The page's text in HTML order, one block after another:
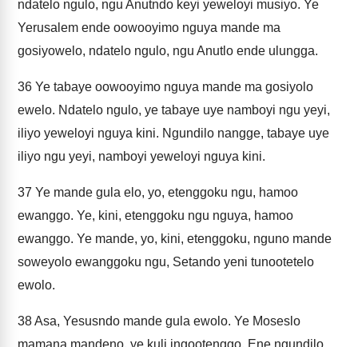
ndatelo ngulo, ngu Anutndo keyi yeweloyi musiyo. Ye
Yerusalem ende oowooyimo nguya mande ma
gosiyowelo, ndatelo ngulo, ngu Anutlo ende ulungga.
36 Ye tabaye oowooyimo nguya mande ma gosiyolo
ewelo. Ndatelo ngulo, ye tabaye uye namboyi ngu yeyi,
iliyo yeweloyi nguya kini. Ngundilo nangge, tabaye uye
iliyo ngu yeyi, namboyi yeweloyi nguya kini.
37 Ye mande gula elo, yo, etenggoku ngu, hamoo
ewanggo. Ye, kini, etenggoku ngu nguya, hamoo
ewanggo. Ye mande, yo, kini, etenggoku, nguno mande
soweyolo ewanggoku ngu, Setando yeni tunootetelo
ewolo.
38Asa, Yesusndo mande gula ewolo. Ye Moseslo
mamana mandeno, ye kuli ingootenggo. Ene ngundilo